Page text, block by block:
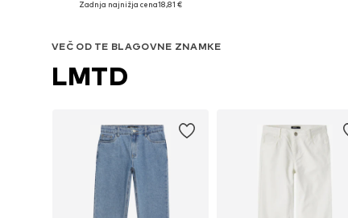
Zadnja najnižja cena18,81 €
VEČ OD TE BLAGOVNE ZNAMKE
LMTD